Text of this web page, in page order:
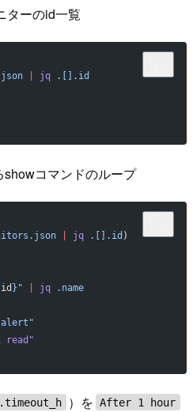
ターのid一覧
| jq .[].id
showコマンドのループ
| jq .[].id )
id }" jq .name
read"
）を After 1 hour